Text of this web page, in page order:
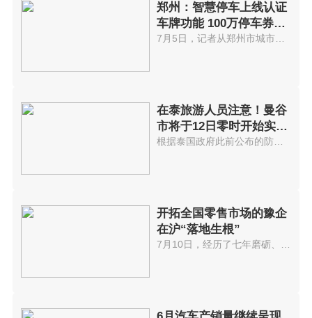
郑州：智慧停车上线认证
车牌功能 100万停车券全
城派送
在泰旅游人员注意！曼谷
市将于12日零时开始实
施“宵禁”
根据泰国政府此前公布的防疫升级...
开拓全国零售市场的豫企
在沪“落地生根”
7月10日，经历了七年磨砺、半个...